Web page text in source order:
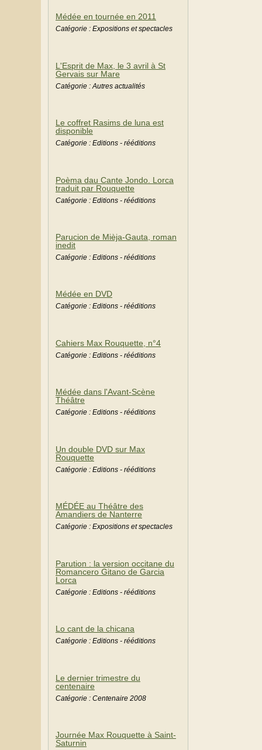
Médée en tournée en 2011
Catégorie : Expositions et spectacles
L'Esprit de Max, le 3 avril à St
Gervais sur Mare
Catégorie : Autres actualités
Le coffret Rasims de luna est
disponible
Catégorie : Editions - rééditions
Poèma dau Cante Jondo. Lorca
traduit par Rouquette
Catégorie : Editions - rééditions
Parucion de Mièja-Gauta, roman
inedit
Catégorie : Editions - rééditions
Médée en DVD
Catégorie : Editions - rééditions
Cahiers Max Rouquette, n°4
Catégorie : Editions - rééditions
Médée dans l'Avant-Scène
Théâtre
Catégorie : Editions - rééditions
Un double DVD sur Max
Rouquette
Catégorie : Editions - rééditions
MÉDÉE au Théâtre des
Amandiers de Nanterre
Catégorie : Expositions et spectacles
Parution : la version occitane du
Romancero Gitano de Garcia
Lorca
Catégorie : Editions - rééditions
Lo cant de la chicana
Catégorie : Editions - rééditions
Le dernier trimestre du
centenaire
Catégorie : Centenaire 2008
Journée Max Rouquette à Saint-
Saturnin